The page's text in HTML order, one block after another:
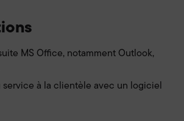
MS Office, notamment Outlook,
service à la clientèle avec un logiciel